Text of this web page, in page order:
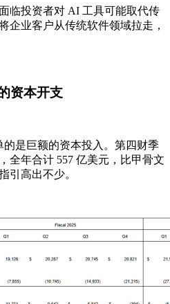
临投资者对 AI 工具可能取代传
企业客户从传统软件领域拉走，
资本开支
的是巨额的资本投入。第四财季
全年合计 557 亿美元，比甲骨文
引高出不少。